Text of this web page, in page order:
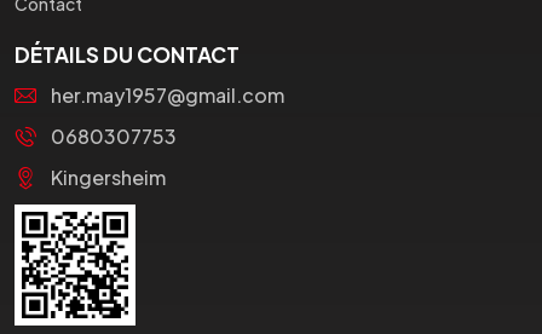
DÉTAILS DU CONTACT
her.may1957@gmail.com
0680307753
Kingersheim